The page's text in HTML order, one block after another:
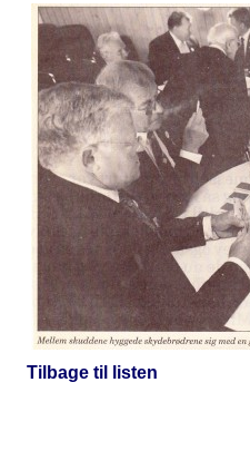
Tilbage til listen